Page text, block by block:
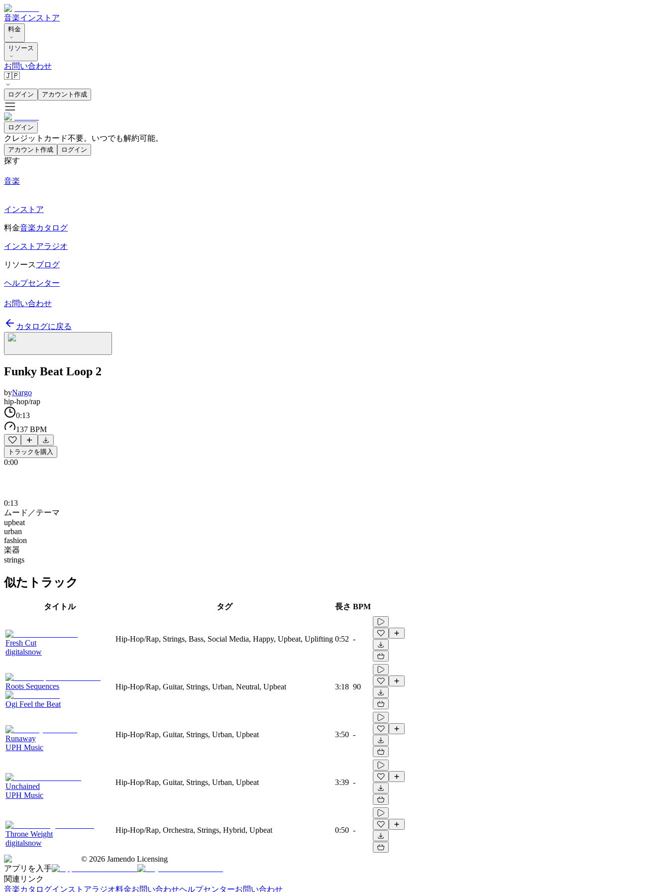
音楽インストア
料金
リソース
お問い合わせ
🇯🇵
ログイン アカウント作成
ログイン
クレジットカード不要。いつでも解約可能。
アカウント作成 ログイン
探す
音楽
インストア
料金音楽カタログ
インストアラジオ
リソースブログ
ヘルプセンター
お問い合わせ
カタログに戻る
Funky Beat Loop 2
byNargo
hip-hop/rap
0:13
137 BPM
トラックを購入
0:00
0:13
ムード／テーマ
upbeat
urban
fashion
楽器
strings
似たトラック
タイトル タグ 長さ BPM
Fresh Cut
digitalsnow
Hip-Hop/Rap, Strings, Bass, Social Media, Happy, Upbeat, Uplifting 0:52 -
Roots Sequences
Ogi Feel the Beat
Hip-Hop/Rap, Guitar, Strings, Urban, Neutral, Upbeat 3:18 90
Runaway
UPH Music
Hip-Hop/Rap, Guitar, Strings, Urban, Upbeat 3:50 -
Unchained
UPH Music
Hip-Hop/Rap, Guitar, Strings, Urban, Upbeat 3:39 -
Throne Weight
digitalsnow
Hip-Hop/Rap, Orchestra, Strings, Hybrid, Upbeat 0:50 -
© 2026 Jamendo Licensing
アプリを入手
関連リンク
音楽カタログインストアラジオ料金お問い合わせヘルプセンターお問い合わせ